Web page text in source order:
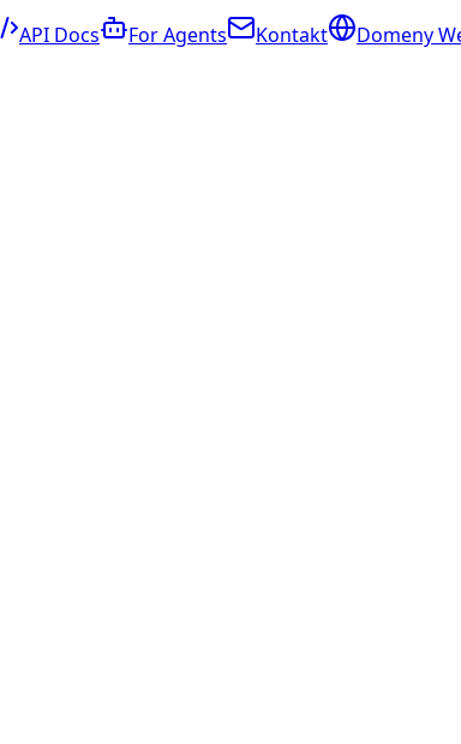
API Docs For Agents Kontakt Domeny